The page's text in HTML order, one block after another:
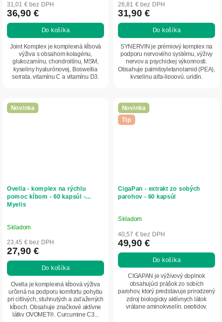
31,01 € bez DPH
36,90 €
Do košíka
Joint Komplex je komplexná kĺbová
výživa s obsahom kolagénu,
glukozamínu, chondroitínu, MSM,
kyseliny hyalurónovej, Boswellia
serrata, vitamínu C a vitamínu D3.
26,81 € bez DPH
31,90 €
Do košíka
SYNERVIN je prémiový komplex na
podporu nervového systému, výživy
nervov a psychickej výkonnosti.
Obsahuje palmitoyletanolamid (PEA),
kyselinu alfa-lipoovú, uridín,
Novinka
Ovella - komplex na rýchlu
pomoc kĺbom - 60 kapsúl -
Myelis
Skladom
23,45 € bez DPH
27,90 €
Do košíka
Ovella je komplexná kĺbová výživa
určená na podporu komfortu pohybu
pri citlivých, stuhnutých a zaťažených
kĺboch. Obsahuje značkové aktívne
látky OVOMET®, Curcumine C3...
Novinka
Tip
CigaPan - extrakt zo sobých
parohov - 60 kapsúl
Priemerné
hodnotenie
produktu
je
5,0
hviezdičiek.
Skladom
40,57 € bez DPH
49,90 €
Do košíka
CIGAPAN je výživový doplnok
obsahujúci prášok zo sobích
parohov, ktorý predstavuje prirodzený
zdroj biologicky aktívnych látok
vrátane aminokyselín, peptidov,